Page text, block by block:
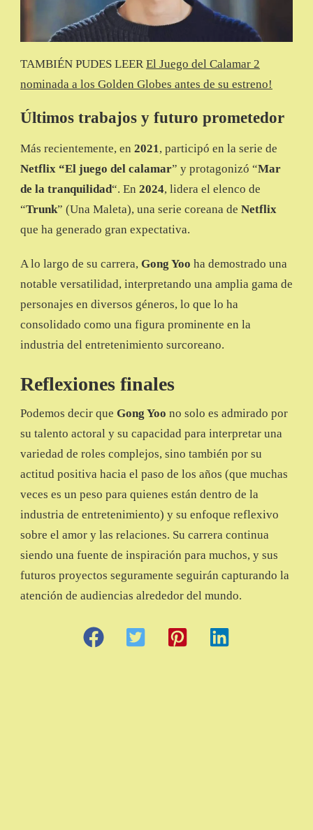
TAMBIÉN PUDES LEEREl Juego del Calamar 2
nominada a los Golden Globes antes de su estreno!
Últimos trabajos y futuro prometedor
Más recientemente, en 2021, participó en la serie de
Netflix “El juego del calamar” y protagonizó “Mar
de la tranquilidad“. En 2024, lidera el elenco de
“Trunk” (Una Maleta), una serie coreana de Netflix
que ha generado gran expectativa.
A lo largo de su carrera, Gong Yoo ha demostrado una
notable versatilidad, interpretando una amplia gama de
personajes en diversos géneros, lo que lo ha
consolidado como una figura prominente en la
industria del entretenimiento surcoreano.
Reflexiones finales
Podemos decir que Gong Yoo no solo es admirado por
su talento actoral y su capacidad para interpretar una
variedad de roles complejos, sino también por su
actitud positiva hacia el paso de los años (que muchas
veces es un peso para quienes están dentro de la
industria de entretenimiento) y su enfoque reflexivo
sobre el amor y las relaciones. Su carrera continua
siendo una fuente de inspiración para muchos, y sus
futuros proyectos seguramente seguirán capturando la
atención de audiencias alrededor del mundo.